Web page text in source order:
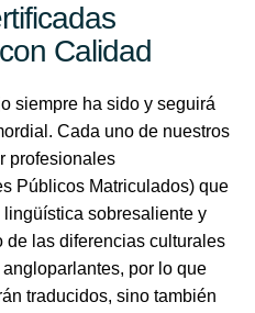
Calidad
siempre ha sido y seguirá
Cada uno de nuestros
profesionales
Públicos Matriculados) que
sobresaliente y
las diferencias culturales
por lo que
traducidos, sino también